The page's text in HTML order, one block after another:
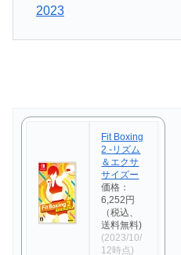
2023
Fit Boxing
2 -リズム
＆エクサ
サイズー
価格：
6,252円
（税込、
送料無料)
(2023/10/
12時点)